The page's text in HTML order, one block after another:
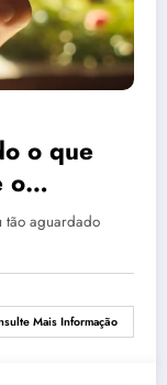
o que
o
2024
tão aguardado
Mais Informação